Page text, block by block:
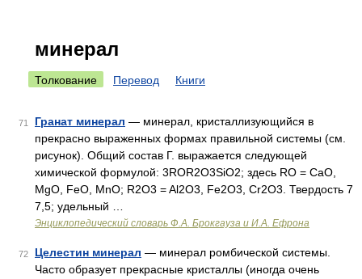
минерал
Толкование Перевод Книги
71 Гранат минерал — минерал, кристаллизующийся в
прекрасно выраженных формах правильной системы (см.
рисунок). Общий состав Г. выражается следующей
химической формулой: 3ROR2O3SiO2; здесь RO = CaO,
MgO, FeO, MnO; R2O3 = Al2O3, Fe2O3, Cr2O3. Твердость 7
7,5; удельный …
Энциклопедический словарь Ф.А. Брокгауза и И.А. Ефрона
72 Целестин минерал — минерал ромбической системы.
Часто образует прекрасные кристаллы (иногда очень